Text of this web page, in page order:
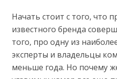
Начать стоит с того, что
известного бренда
того, про одну из
эксперты и владельцы
меньше года. Но почему